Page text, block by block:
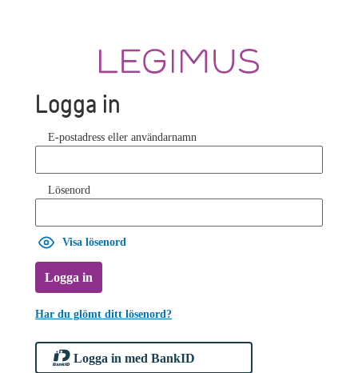
Logga in
E-postadress eller användarnamn
Lösenord
Visa lösenord
Logga in
Har du glömt ditt lösenord?
Logga in med BankID